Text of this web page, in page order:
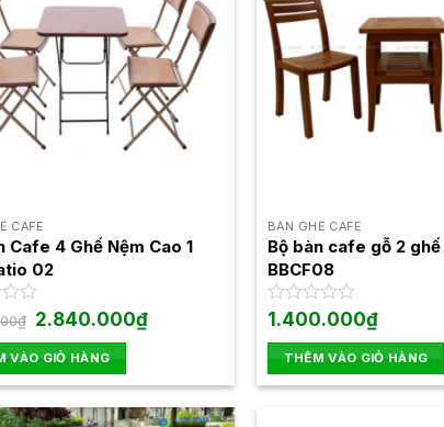
CAFE
Cafe 4 Ghế Nệm Cao 1
02
₫ Giá
gốc
là:
2.900.000₫.
2.840.000₫Giá
hiện
VÀO GIỎ HÀNG
BÀN GHẾ CAFE
Bộ bàn cafe gỗ 2
BBCF08
Được
hạng
0
5
1.400.000₫
THÊM VÀO GIỎ HÀNG